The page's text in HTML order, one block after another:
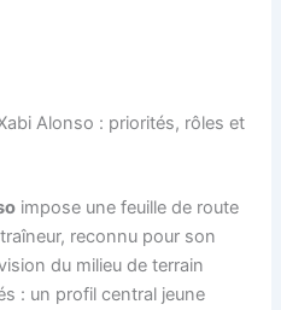
Alonso : priorités, rôles et
impose une feuille de route
reconnu pour son
du milieu de terrain
: un profil central jeune